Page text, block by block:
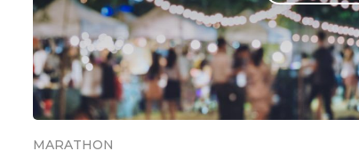
MARATHON